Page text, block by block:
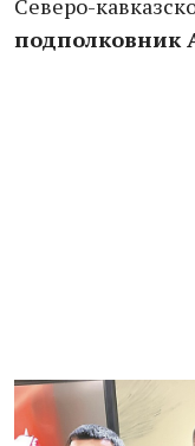
Северо-
подполковник